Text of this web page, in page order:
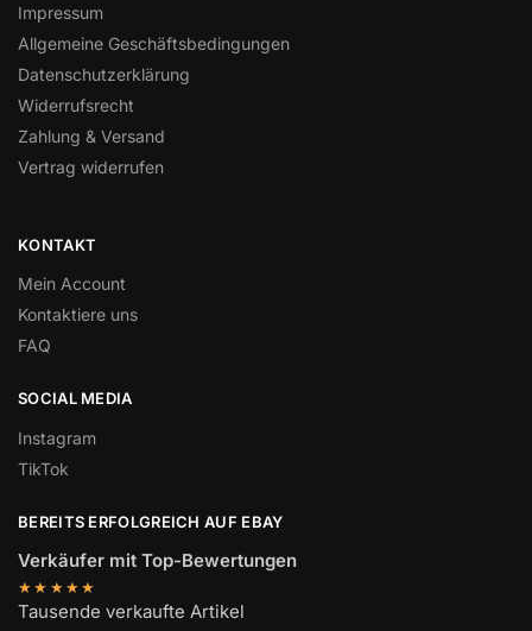
Impressum
Allgemeine Geschäftsbedingungen
Datenschutzerklärung
Widerrufsrecht
Zahlung & Versand
Vertrag widerrufen
KONTAKT
Mein Account
Kontaktiere uns
FAQ
SOCIAL MEDIA
Instagram
TikTok
BEREITS ERFOLGREICH AUF EBAY
Verkäufer mit Top-Bewertungen
★★★★★
Tausende verkaufte Artikel